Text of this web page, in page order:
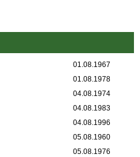
01.08.1967
01.08.1978
04.08.1974
04.08.1983
04.08.1996
05.08.1960
05.08.1976